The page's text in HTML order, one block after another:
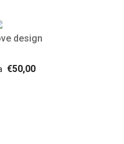
design
€50,00